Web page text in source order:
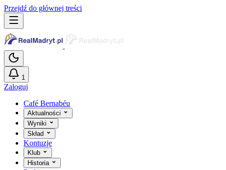
Przejdź do głównej treści
1
Zaloguj
Café Bernabéu
Aktualności
Wyniki
Skład
Kontuzje
Klub
Historia